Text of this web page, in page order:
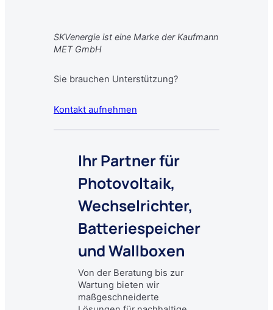
SKVenergie ist eine Marke der Kaufmann
MET GmbH
Sie brauchen Unterstützung?
Kontakt aufnehmen
Ihr Partner für
Photovoltaik,
Wechselrichter,
Batteriespeicher
und Wallboxen
Von der Beratung bis zur
Wartung bieten wir
maßgeschneiderte